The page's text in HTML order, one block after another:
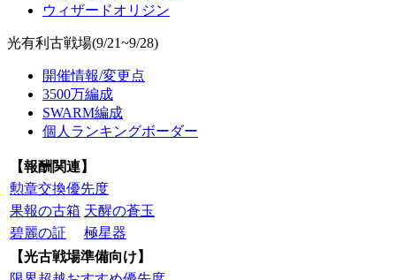
ウィザードオリジン
光有利古戦場(9/21~9/28)
開催情報/変更点
3500万編成
SWARM編成
個人ランキングボーダー
【報酬関連】
勲章交換優先度
果報の古箱 天醒の蒼玉
碧麗の証
極星器
【光古戦場準備向け】